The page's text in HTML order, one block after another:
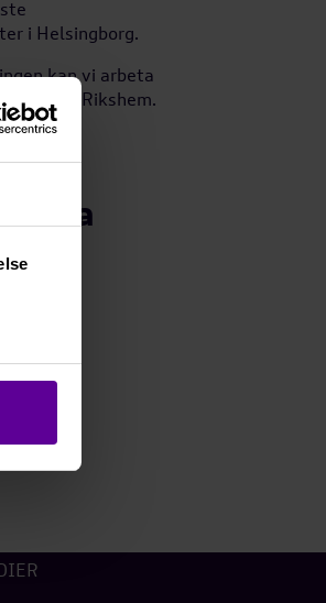
i Helsingborg.
kan vi arbeta
vd Rikshem.